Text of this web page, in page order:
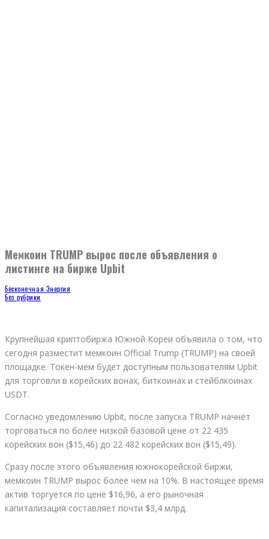
Мемкоин TRUMP вырос после объявления о
листинге на бирже Upbit
Бесконечная Энергия
Без рубрики
Крупнейшая криптобиржа Южной Кореи объявила о том, что
сегодня разместит мемкоин Official Trump (TRUMP) на своей
площадке. Токен-мем будет доступным пользователям Upbit
для торговли в корейских вонах, биткоинах и стейблкоинах
USDT.
Согласно уведомлению Upbit, после запуска TRUMP начнёт
торговаться по более низкой базовой цене от 22 435
корейских вон ($15,46) до 22 482 корейских вон ($15,49).
Сразу после этого объявления южнокорейской биржи,
мемкоин TRUMP вырос более чем на 10%. В настоящее время
актив торгуется по цене $16,96, а его рыночная
капитализация составляет почти $3,4 млрд.